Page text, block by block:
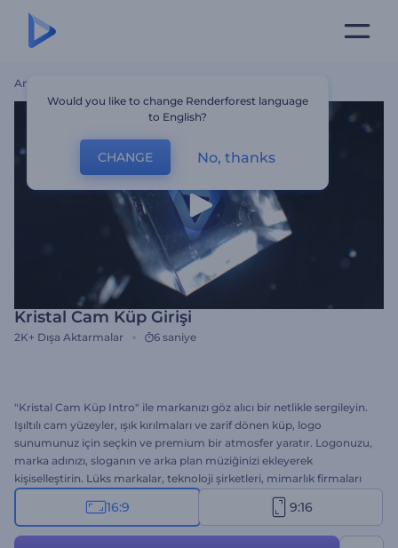
Ana Sayfa
Kristal Cam Küp Girişi
2K+ Dışa Aktarmalar 6 saniye
"Kristal Cam Küp Intro" ile markanızı göz alıcı bir netlikle sergileyin.
Işıltılı cam yüzeyler, ışık kırılmaları ve zarif dönen küp, logo
sunumunuz için seçkin ve premium bir atmosfer yaratır. Logonuzu,
marka adınızı, sloganın ve arka plan müziğinizi ekleyerek
kişiselleştirin. Lüks markalar, teknoloji şirketleri, mimarlık firmaları
ve üst düzey ürün lansmanları için ideal. Hemen oluşturun ve
markanız her açıdan ışıldasın!
16:9 9:16
Would you like to change Renderforest language
to English?
CHANGE No, thanks